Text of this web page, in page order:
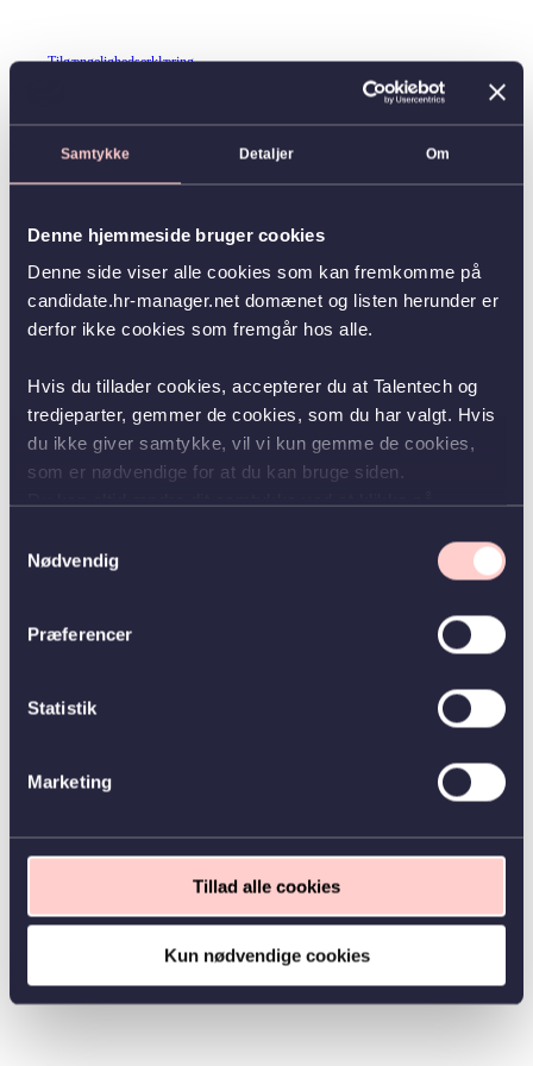
Samtykke Detaljer Om
Denne hjemmeside bruger cookies
Denne side viser alle cookies som kan fremkomme på
candidate.hr-manager.net domænet og listen herunder er
derfor ikke cookies som fremgår hos alle.
Hvis du tillader cookies, accepterer du at Talentech og
tredjeparter, gemmer de cookies, som du har valgt. Hvis
du ikke giver samtykke, vil vi kun gemme de cookies,
som er nødvendige for at du kan bruge siden.
Nødvendig
Præferencer
Statistik
Marketing
Tillad alle cookies
Kun nødvendige cookies
Tilgængelighedserklæring